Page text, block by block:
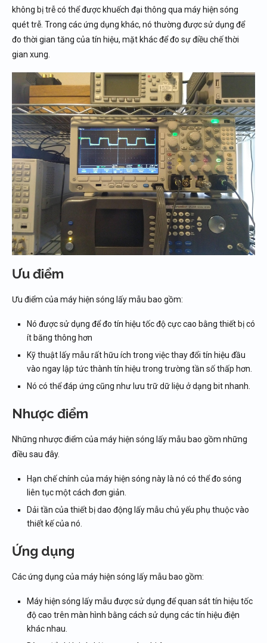
không bị trễ có thể được khuếch đại thông qua máy hiện sóng
quét trễ. Trong các ứng dụng khác, nó thường được sử dụng để
đo thời gian tăng của tín hiệu, mặt khác để đo sự điều chế thời
gian xung.
Ưu điểm
Ưu điểm của máy hiện sóng lấy mẫu bao gồm:
Nó được sử dụng để đo tín hiệu tốc độ cực cao bằng thiết bị có
ít băng thông hơn
Kỹ thuật lấy mẫu rất hữu ích trong việc thay đổi tín hiệu đầu
vào ngay lập tức thành tín hiệu trong trường tần số thấp hơn.
Nó có thể đáp ứng cũng như lưu trữ dữ liệu ở dạng bit nhanh.
Nhược điểm
Những nhược điểm của máy hiện sóng lấy mẫu bao gồm những
điều sau đây.
Hạn chế chính của máy hiện sóng này là nó có thể đo sóng
liên tục một cách đơn giản.
Dải tần của thiết bị dao động lấy mẫu chủ yếu phụ thuộc vào
thiết kế của nó.
Ứng dụng
Các ứng dụng của máy hiện sóng lấy mẫu bao gồm:
Máy hiện sóng lấy mẫu được sử dụng để quan sát tín hiệu tốc
độ cao trên màn hình bằng cách sử dụng các tín hiệu điện
khác nhau.